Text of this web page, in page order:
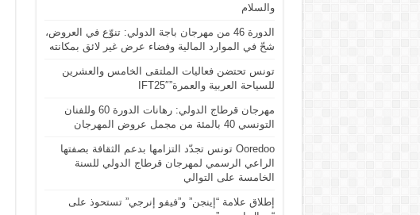
والسلام
الدورة 46 من مهرجان باجة الدولي: تنوّع في العروض،
شحّ في الموارد المالية وفضاء عرض غير لائق بمكانته
تونس تحتضن فعاليات الملتقى الخامس والعشرين
للسياحة العربية والعمرة”IFT25″
مهرجان قرطاج الدولي: رهانات الدورة 60 وللفنان
التونسي 40 بالمئة من مجمل عروض المهرجان
Ooredoo تونس تجدّد التزامها بدعم الثقافة بصفتها
الراعي الرسمي لمهرجان قرطاج الدولي للسنة
الخامسة على التوالي
إطلاق علامة “إينجن” و”فيفو إنرجي” تستحوذ على